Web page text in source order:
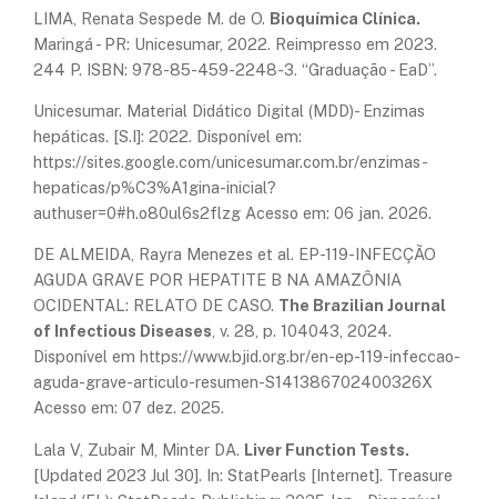
LIMA, Renata Sespede M. de O. Bioquímica Clínica.
Maringá - PR: Unicesumar, 2022. Reimpresso em 2023.
244 P. ISBN: 978-85-459-2248-3. “Graduação - EaD”.
Unicesumar. Material Didático Digital (MDD)- Enzimas
hepáticas. [S.I]: 2022. Disponível em:
https://sites.google.com/unicesumar.com.br/enzimas-
hepaticas/p%C3%A1gina-inicial?
authuser=0#h.o80ul6s2flzg Acesso em: 06 jan. 2026.
DE ALMEIDA, Rayra Menezes et al. EP-119-INFECÇÃO
AGUDA GRAVE POR HEPATITE B NA AMAZÔNIA
OCIDENTAL: RELATO DE CASO. The Brazilian Journal
of Infectious Diseases , v. 28, p. 104043, 2024.
Disponível em https://www.bjid.org.br/en-ep-119-infeccao-
aguda-grave-articulo-resumen-S141386702400326X
Acesso em: 07 dez. 2025.
Lala V, Zubair M, Minter DA. Liver Function Tests.
[Updated 2023 Jul 30]. In: StatPearls [Internet]. Treasure